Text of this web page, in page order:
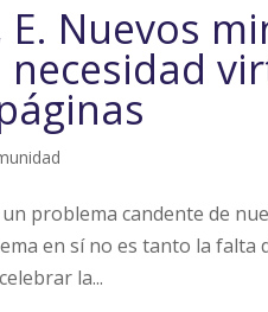
Nuevos
necesidad
problema candente de
en sí no es tanto la falta
la...